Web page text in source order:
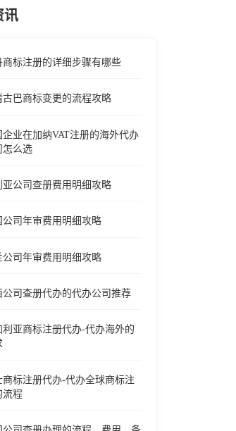
讯
商标注册的详细步骤有哪些
古巴商标变更的流程攻略
企业在加纳VAT注册的海外代办
怎么选
亚公司查册费用明细攻略
公司年审费用明细攻略
公司年审费用明细攻略
公司查册代办的代办公司推荐
利亚商标注册代办-代办海外的
商标注册代办-代办全球商标注
流程